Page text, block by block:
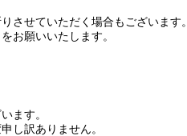
させていただく場合もございます。
お願いいたします。
ます。
し訳ありません。